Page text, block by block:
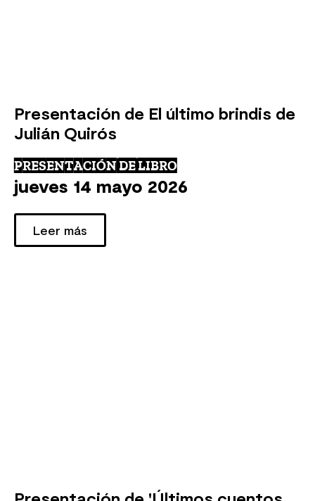
Presentación de El último brindis de
Julián Quirós
PRESENTACIÓN DE LIBRO
jueves 14 mayo 2026
Leer más